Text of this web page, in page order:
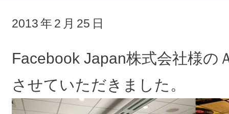
2013 年 2 月 25 日
Facebook Japan株式会社様の
させていただきました。